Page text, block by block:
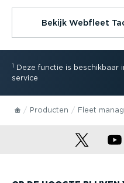
Bekijk Webfleet
1 Deze functie is beschikbaar
service
Producten Fleet